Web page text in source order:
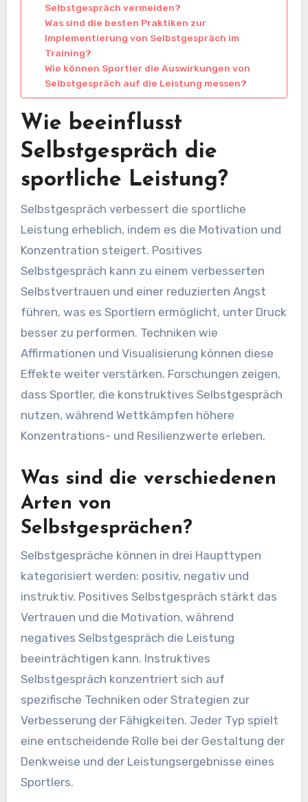
Selbstgespräch vermeiden?
Was sind die besten Praktiken zur
Implementierung von Selbstgespräch im
Training?
Wie können Sportler die Auswirkungen von
Selbstgespräch auf die Leistung messen?
Wie beeinflusst
Selbstgespräch die
sportliche Leistung?
Selbstgespräch verbessert die sportliche
Leistung erheblich, indem es die Motivation und
Konzentration steigert. Positives
Selbstgespräch kann zu einem verbesserten
Selbstvertrauen und einer reduzierten Angst
führen, was es Sportlern ermöglicht, unter Druck
besser zu performen. Techniken wie
Affirmationen und Visualisierung können diese
Effekte weiter verstärken. Forschungen zeigen,
dass Sportler, die konstruktives Selbstgespräch
nutzen, während Wettkämpfen höhere
Konzentrations- und Resilienzwerte erleben.
Was sind die verschiedenen
Arten von
Selbstgesprächen?
Selbstgespräche können in drei Haupttypen
kategorisiert werden: positiv, negativ und
instruktiv. Positives Selbstgespräch stärkt das
Vertrauen und die Motivation, während
negatives Selbstgespräch die Leistung
beeinträchtigen kann. Instruktives
Selbstgespräch konzentriert sich auf
spezifische Techniken oder Strategien zur
Verbesserung der Fähigkeiten. Jeder Typ spielt
eine entscheidende Rolle bei der Gestaltung der
Denkweise und der Leistungsergebnisse eines
Sportlers.